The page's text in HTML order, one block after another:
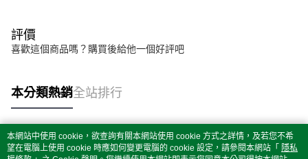
評價
喜歡這個商品嗎？購買後給他一個好評吧
本分類熱銷全站排行
熱門標籤
本網站中使用 cookie，欲查詢有關本網站使用 cookie 方式之詳情，及若您不希
望在電腦上使用 cookie 時應如何變更電腦的 cookie 設定，請參閱本網站「 隱私